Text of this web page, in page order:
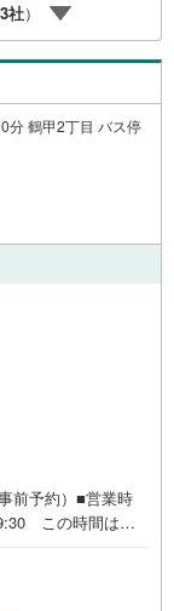
！不動産に掲載
軽にお問合せくだ
ロス」で検索！
3社）
分 鶴甲2丁目 バス停
前予約）■営業時
この時間はお
です。南向きの
ーム済み♪○センチ